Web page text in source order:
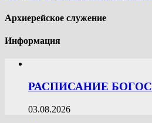
Архиерейское служение
Информация
РАСПИСАНИЕ
03.08.2026